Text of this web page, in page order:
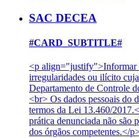
SAC DECEA
#CARD_SUBTITLE#
<p align="justify">Informar
irregularidades ou ilícito
Departamento de Controle
<br> Os dados pessoais do
termos da Lei 13.460/
prática denunciada não são
dos órgãos competentes.</